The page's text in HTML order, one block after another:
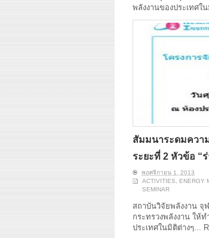
พลังงานของประเทศใ
สัมมนาระดมควา
ระยะที่ 2 หัวข้อ “
พฤศจิกายน 1, 2013
ACTIVITIES
ENERGY
SEMINAR
สถาบันวิจัยพลังงาน
กระทรวงพลังงาน ให้
ประเทศในมิติต่างๆ...